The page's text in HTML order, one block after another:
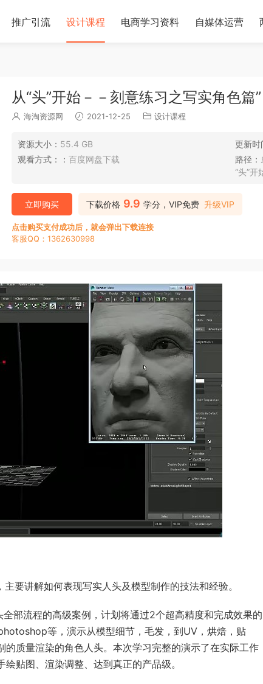
推广引流 设计课程 电商学习资料 自媒体运营
从“头”开始－－刻意练习之写实角色篇”
海淘资源网 2021-12-25 设计课程
资源大小： 55.4 GB 更新时
观看方式：： 百度网盘下载 路径：
“头”开
下载价格 9.9 学分，VIP免费 升级VIP
立即购买
点击购买支付成功后，就会弹出下载连接
客服QQ：1362630998
要讲解如何表现写实人头及模型制作的技法和经验。
部流程的高级案例，计划将通过2个超高精度和完成效果的
等，演示从模型细节，毛发，到UV，烘焙，贴
质量渲染的角色人头。本次学习完整的演示了在实际工作
贴图、渲染调整、达到真正的产品级。